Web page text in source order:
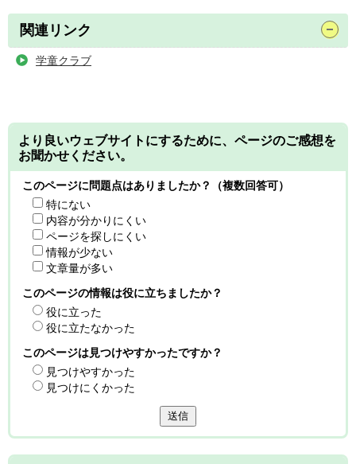
関連リンク
学童クラブ
より良いウェブサイトにするために、ページのご感想を
お聞かせください。
このページに問題点はありましたか？（複数回答可）
特にない
内容が分かりにくい
ページを探しにくい
情報が少ない
文章量が多い
このページの情報は役に立ちましたか？
役に立った
役に立たなかった
このページは見つけやすかったですか？
見つけやすかった
見つけにくかった
送信